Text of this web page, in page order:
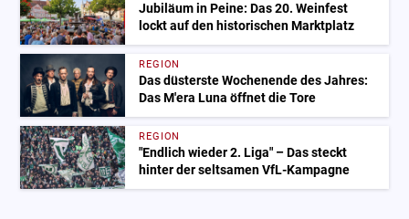
Jubiläum in Peine: Das 20. Weinfest
lockt auf den historischen Marktplatz
REGION
Das düsterste Wochenende des Jahres:
Das M'era Luna öffnet die Tore
REGION
"Endlich wieder 2. Liga" – Das steckt
hinter der seltsamen VfL-Kampagne